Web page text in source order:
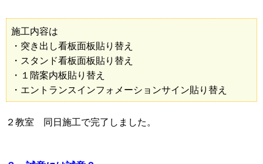
施工内容は
・突き出し看板面板貼り替え
・スタンド看板面板貼り替え
・１階案内板貼り替え
・エントランスインフォメーションサイン貼り替え
２教室 同日施工で完了しました。